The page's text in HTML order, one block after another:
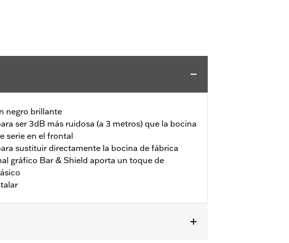
negro brillante
ser 3dB más ruidosa (a 3 metros) que la bocina
serie en el frontal
sustituir directamente la bocina de fábrica
gráfico Bar & Shield aporta un toque de